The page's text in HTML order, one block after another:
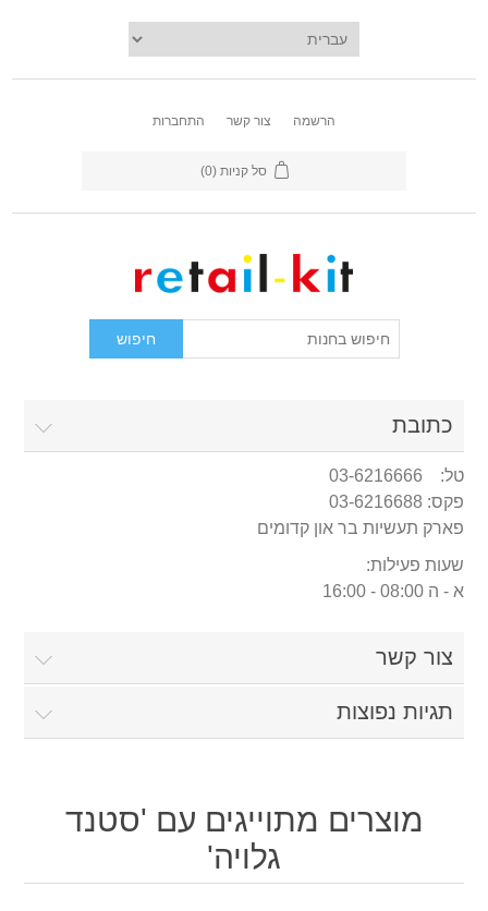
הרשמה צור קשר התחברות
סל קניות (0)
כתובת
טל: 03-6216666
פקס: 03-6216688
פארק תעשיות בר און קדומים
שעות פעילות:
א - ה 08:00 - 16:00
צור קשר
תגיות נפוצות
מוצרים מתוייגים עם 'סטנד
גלויה'